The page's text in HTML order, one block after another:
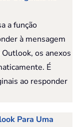
a função
à mensagem
os anexos
É
ao responder
Para Uma